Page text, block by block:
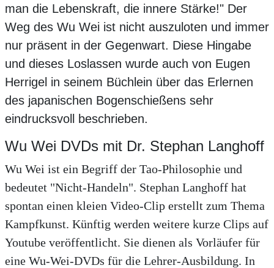
man die Lebenskraft, die innere Stärke!" Der
Weg des Wu Wei ist nicht auszuloten und immer
nur präsent in der Gegenwart. Diese Hingabe
und dieses Loslassen wurde auch von Eugen
Herrigel in seinem Büchlein über das Erlernen
des japanischen Bogenschießens sehr
eindrucksvoll beschrieben.
Wu Wei DVDs mit Dr. Stephan Langhoff
Wu Wei ist ein Begriff der Tao-Philosophie und
bedeutet "Nicht-Handeln". Stephan Langhoff hat
spontan einen kleien Video-Clip erstellt zum Thema
Kampfkunst. Künftig werden weitere kurze Clips auf
Youtube veröffentlicht. Sie dienen als Vorläufer für
eine Wu-Wei-DVDs für die Lehrer-Ausbildung. In